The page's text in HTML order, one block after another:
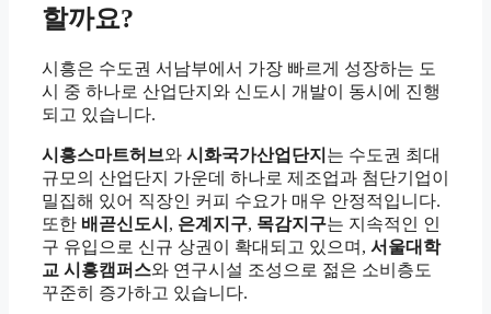
할까요?
시흥은 수도권 서남부에서 가장 빠르게 성장하는 도
시 중 하나로 산업단지와 신도시 개발이 동시에 진행
되고 있습니다.
시흥스마트허브와 시화국가산업단지 는 수도권 최대
규모의 산업단지 가운데 하나로 제조업과 첨단기업이
밀집해 있어 직장인 커피 수요가 매우 안정적입니다.
또한 배곧신도시 , 은계지구, 목감지구는 지속적인 인
구 유입으로 신규 상권이 확대되고 있으며, 서울대학
교 시흥캠퍼스와 연구시설 조성으로 젊은 소비층도
꾸준히 증가하고 있습니다.